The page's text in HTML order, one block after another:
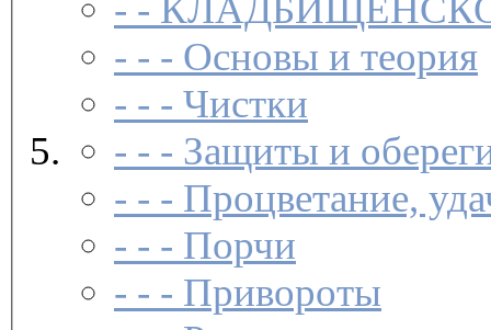
- -
- - - Основы и теория
- - - Чистки­
- - - Защиты и
- - - Процветание,
- - - Порчи­
- - - Привороты­